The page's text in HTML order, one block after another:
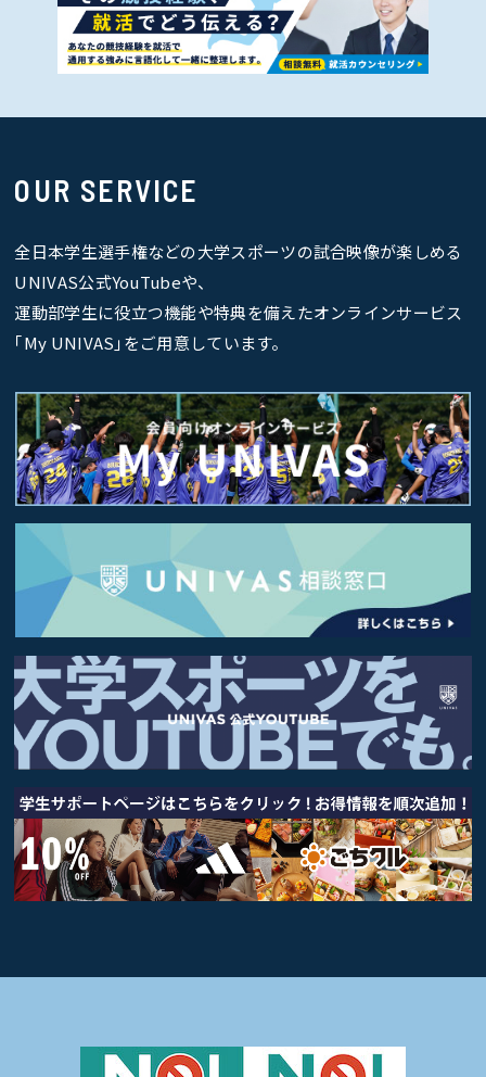
OUR SERVICE
全日本学生選手権などの大学スポーツの試合映像が楽しめる
UNIVAS公式YouTubeや、
運動部学生に役立つ機能や特典を備えたオンラインサービス
｢My UNIVAS｣をご用意しています。